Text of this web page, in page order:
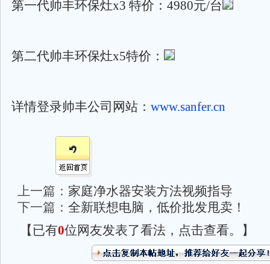
第一代帅丰环保灶x3 特价：4980元/台
第二代帅丰环保灶x5特价：
详情登录帅丰公司网站： www.sanfer.cn
上一篇： 家庭净水器安装方法视频指导
下一篇： 全新联想电脑，低价批发甩卖！
【已有0位网友发表了看法，点击查看。】